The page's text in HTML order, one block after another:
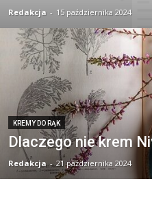
Redakcja - 15 października 2024
KREMY DO RĄK
Dlaczego nie krem
Redakcja - 21 października 2024